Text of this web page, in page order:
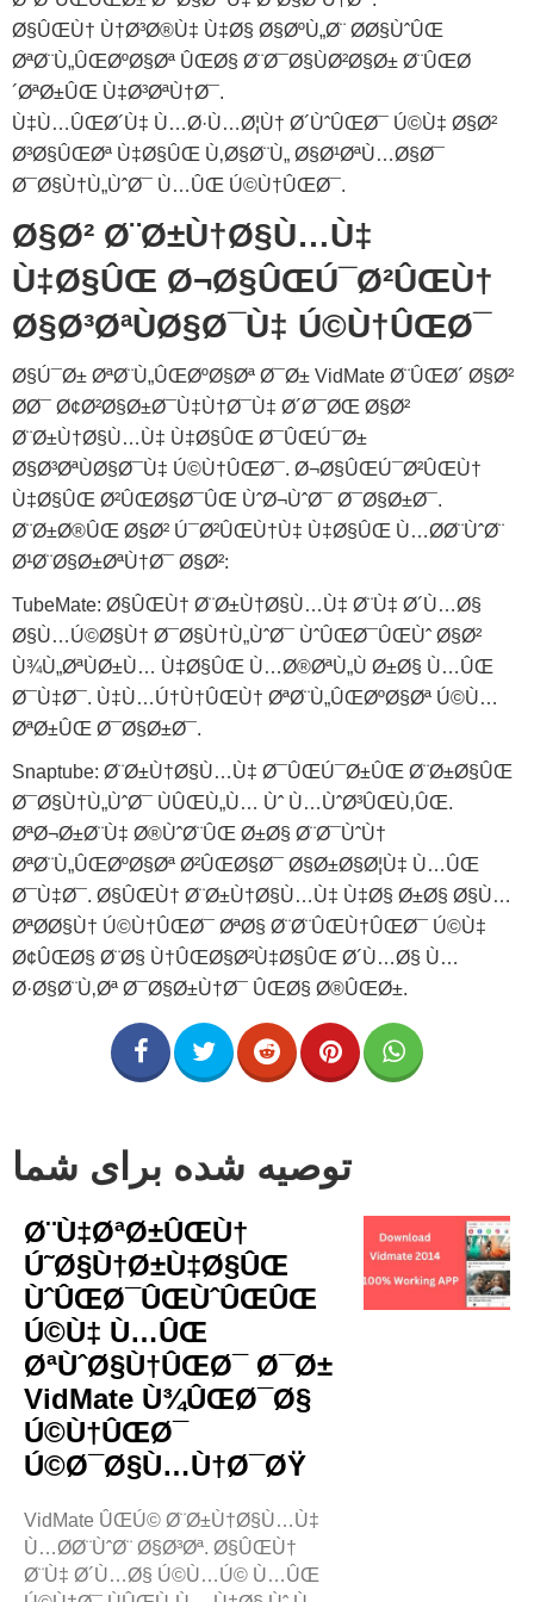
Ø§ÛŒÙ† Ù†Ø³Ø®Ù‡ Ù‡Ø§ Ø§ØºÙ„Ø¨ Ø­Ø§ÙˆÛŒ
ØªØ¨Ù„ÛŒØºØ§Øª ÛŒØ§ Ø¨Ø¯Ø§ÙØ²Ø§Ø± Ø¨ÛŒØ
´ØªØ±ÛŒ Ù‡Ø³ØªÙ†Ø¯.
Ù‡Ù…ÛŒØ´Ù‡ Ù…Ø·Ù…Ø¦Ù† Ø´ÙˆÛŒØ¯ Ú©Ù‡ Ø§Ø²
Ø³Ø§ÛŒØª Ù‡Ø§ÛŒ Ù‚Ø§Ø¨Ù„ Ø§Ø¹ØªÙ…Ø§Ø¯
Ø¯Ø§Ù†Ù„ÙˆØ¯ Ù…ÛŒ Ú©Ù†ÛŒØ¯.
Ø§Ø² Ø¨Ø±Ù†Ø§Ù…Ù‡
Ù‡Ø§ÛŒ Ø¬Ø§ÛŒÚ¯Ø²ÛŒÙ†
Ø§Ø³ØªÙØ§Ø¯Ù‡ Ú©Ù†ÛŒØ¯
Ø§Ú¯Ø± ØªØ¨Ù„ÛŒØºØ§Øª Ø¯Ø± VidMate Ø¨ÛŒØ´ Ø§Ø²
Ø­Ø¯ Ø¢Ø²Ø§Ø±Ø¯Ù‡Ù†Ø¯Ù‡ Ø´Ø¯ØŒ Ø§Ø²
Ø¨Ø±Ù†Ø§Ù…Ù‡ Ù‡Ø§ÛŒ Ø¯ÛŒÚ¯Ø±
Ø§Ø³ØªÙØ§Ø¯Ù‡ Ú©Ù†ÛŒØ¯. Ø¬Ø§ÛŒÚ¯Ø²ÛŒÙ†
Ù‡Ø§ÛŒ Ø²ÛŒØ§Ø¯ÛŒ ÙˆØ¬ÙˆØ¯ Ø¯Ø§Ø±Ø¯.
Ø¨Ø±Ø®ÛŒ Ø§Ø² Ú¯Ø²ÛŒÙ†Ù‡ Ù‡Ø§ÛŒ Ù…Ø­Ø¨ÙˆØ¨
Ø¹Ø¨Ø§Ø±ØªÙ†Ø¯ Ø§Ø²:
TubeMate: Ø§ÛŒÙ† Ø¨Ø±Ù†Ø§Ù…Ù‡ Ø¨Ù‡ Ø´Ù…Ø§
Ø§Ù…Ú©Ø§Ù† Ø¯Ø§Ù†Ù„ÙˆØ¯ ÙˆÛŒØ¯ÛŒÙˆ Ø§Ø²
Ù¾Ù„ØªÙØ±Ù… Ù‡Ø§ÛŒ Ù…Ø®ØªÙ„Ù Ø±Ø§ Ù…ÛŒ
Ø¯Ù‡Ø¯. Ù‡Ù…Ú†Ù†ÛŒÙ† ØªØ¨Ù„ÛŒØºØ§Øª Ú©Ù…
ØªØ±ÛŒ Ø¯Ø§Ø±Ø¯.
Snaptube: Ø¨Ø±Ù†Ø§Ù…Ù‡ Ø¯ÛŒÚ¯Ø±ÛŒ Ø¨Ø±Ø§ÛŒ
Ø¯Ø§Ù†Ù„ÙˆØ¯ ÙÛŒÙ„Ù… Ùˆ Ù…ÙˆØ³ÛŒÙ‚ÛŒ.
ØªØ¬Ø±Ø¨Ù‡ Ø®ÙˆØ¨ÛŒ Ø±Ø§ Ø¨Ø¯ÙˆÙ†
ØªØ¨Ù„ÛŒØºØ§Øª Ø²ÛŒØ§Ø¯ Ø§Ø±Ø§Ø¦Ù‡ Ù…ÛŒ
Ø¯Ù‡Ø¯. Ø§ÛŒÙ† Ø¨Ø±Ù†Ø§Ù…Ù‡ Ù‡Ø§ Ø±Ø§ Ø§Ù…
ØªØ­Ø§Ù† Ú©Ù†ÛŒØ¯ ØªØ§ Ø¨Ø¨ÛŒÙ†ÛŒØ¯ Ú©Ù‡
Ø¢ÛŒØ§ Ø¨Ø§ Ù†ÛŒØ§Ø²Ù‡Ø§ÛŒ Ø´Ù…Ø§ Ù…
Ø·Ø§Ø¨Ù‚Øª Ø¯Ø§Ø±Ù†Ø¯ ÛŒØ§ Ø®ÛŒØ±.
توصیه شده برای شما
Ø¨Ù‡ØªØ±ÛŒÙ†
Ú˜Ø§Ù†Ø±Ù‡Ø§ÛŒ
ÙˆÛŒØ¯ÛŒÙˆÛŒÛŒ
Ú©Ù‡ Ù…ÛŒ
ØªÙˆØ§Ù†ÛŒØ¯ Ø¯Ø±
VidMate Ù¾ÛŒØ¯Ø§
Ú©Ù†ÛŒØ¯
Ú©Ø¯Ø§Ù…Ù†Ø¯ØŸ
VidMate ÛŒÚ© Ø¨Ø±Ù†Ø§Ù…Ù‡
Ù…Ø­Ø¨ÙˆØ¨ Ø§Ø³Øª. Ø§ÛŒÙ†
Ø¨Ù‡ Ø´Ù…Ø§ Ú©Ù…Ú© Ù…ÛŒ